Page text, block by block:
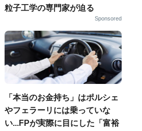
粒子工学の専門家が迫る
Sponsored
「本当のお金持ち」はポルシェ
やフェラーリには乗っていな
い...FPが実際に目にした「富裕